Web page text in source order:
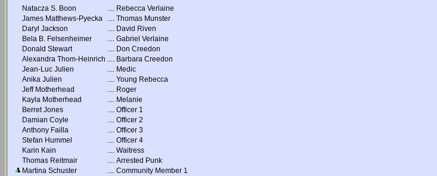
Natacza S. Boon
.... Rebecca Verlaine
James Matthews-Pyecka
.... Thomas Munster
Daryl Jackson
.... David Riven
Bela B. Felsenheimer
.... Gabriel Verlaine
Donald Stewart
.... Don Creedon
Alexandra Thom-Heinrich .... Barbara Creedon
Jean-Luc Julien
.... Medic
Anika Julien
.... Young Rebecca
Jeff Motherhead
.... Roger
Kayla Motherhead
.... Melanie
Berret Jones
.... Officer 1
Damian Coyle
.... Officer 2
Anthony Failla
.... Officer 3
Stefan Hummel
.... Officer 4
Karin Kain
.... Waitress
Thomas Reitmair
.... Arrested Punk
Martina Schuster
.... Community Member 1